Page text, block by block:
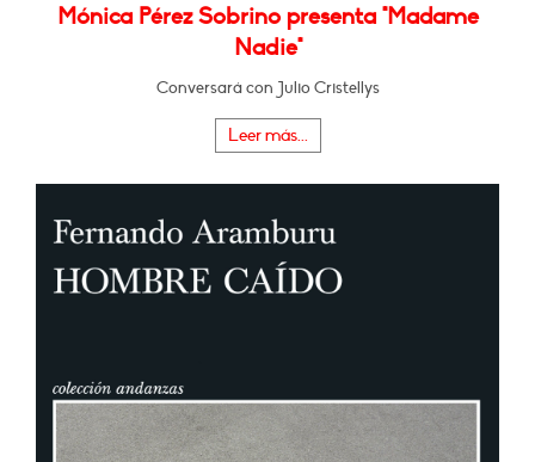
Mónica Pérez Sobrino presenta "Madame
Nadie"
Conversará con Julio Cristellys
Leer más...